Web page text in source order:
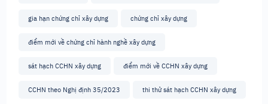
gia hạn chứng chỉ xây dựng chứng chỉ xây dựng
điểm mới về chứng chỉ hành nghề xây dựng
sát hạch CCHN xây dựng điểm mới về CCHN xây dựng
CCHN theo Nghị định 35/2023 thi thử sát hạch CCHN xây dựng